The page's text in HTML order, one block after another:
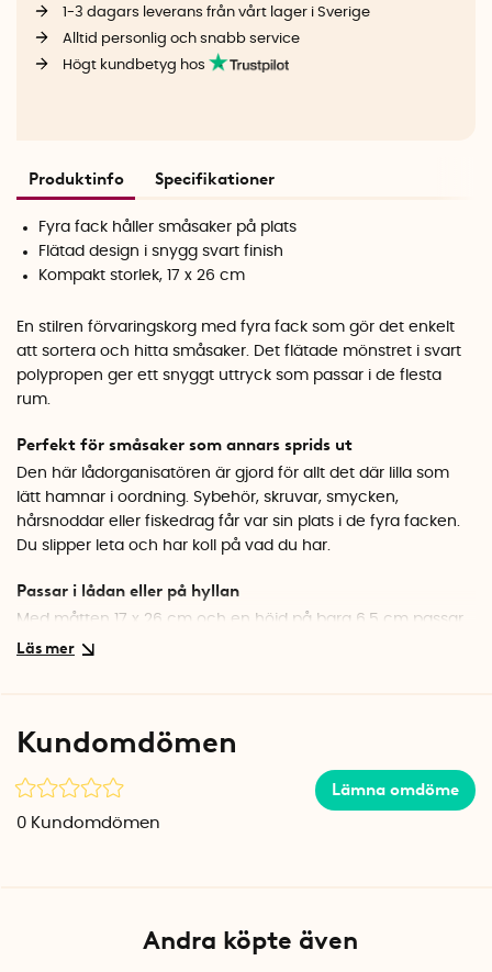
1-3 dagars leverans från vårt lager i Sverige
Alltid personlig och snabb service
Högt kundbetyg hos
Produktinfo Specifikationer
Fyra fack håller småsaker på plats
Flätad design i snygg svart finish
Kompakt storlek, 17 x 26 cm
En stilren förvaringskorg med fyra fack som gör det enkelt
att sortera och hitta småsaker. Det flätade mönstret i svart
polypropen ger ett snyggt uttryck som passar i de flesta
rum.
Perfekt för småsaker som annars sprids ut
Den här lådorganisatören är gjord för allt det där lilla som
lätt hamnar i oordning. Sybehör, skruvar, smycken,
hårsnoddar eller fiskedrag får var sin plats i de fyra facken.
Du slipper leta och har koll på vad du har.
Passar i lådan eller på hyllan
Med måtten 17 x 26 cm och en höjd på bara 6,5 cm passar
korgen fint i en byrålåda, på en hylla eller i badrumsskåpet.
Specifikationer
Mått: 17 x 26 x 6,5 cm
Material: Polypropen
Kundomdömen
Lämna omdöme
0 Kundomdömen
Andra köpte även